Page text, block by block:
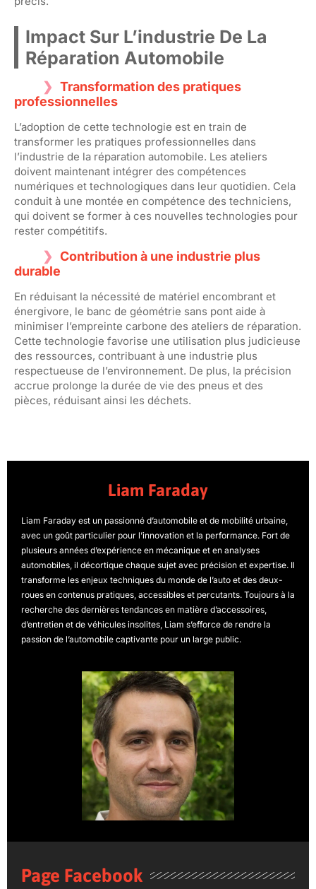
Impact Sur L’industrie De La
Réparation Automobile
Transformation des pratiques
professionnelles
L’adoption de cette technologie est en train de
transformer les pratiques professionnelles dans
l’industrie de la réparation automobile. Les ateliers
doivent maintenant intégrer des compétences
numériques et technologiques dans leur quotidien. Cela
conduit à une montée en compétence des techniciens,
qui doivent se former à ces nouvelles technologies pour
rester compétitifs.
Contribution à une industrie plus
durable
En réduisant la nécessité de matériel encombrant et
énergivore, le banc de géométrie sans pont aide à
minimiser l’empreinte carbone des ateliers de réparation.
Cette technologie favorise une utilisation plus judicieuse
des ressources, contribuant à une industrie plus
respectueuse de l’environnement. De plus, la précision
accrue prolonge la durée de vie des pneus et des
pièces, réduisant ainsi les déchets.
Liam Faraday
Liam Faraday est un passionné d’automobile et de mobilité urbaine,
avec un goût particulier pour l’innovation et la performance. Fort de
plusieurs années d’expérience en mécanique et en analyses
automobiles, il décortique chaque sujet avec précision et expertise. Il
transforme les enjeux techniques du monde de l’auto et des deux-
roues en contenus pratiques, accessibles et percutants. Toujours à la
recherche des dernières tendances en matière d’accessoires,
d’entretien et de véhicules insolites, Liam s’efforce de rendre la
passion de l’automobile captivante pour un large public.
Page Facebook